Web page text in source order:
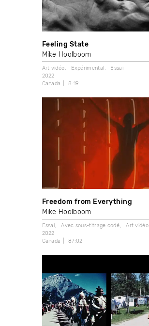
Feeling State
Mike Hoolboom
Art vidéo Expérimental
Essai
2022
Canada
8:19
Freedom from Everything
Mike Hoolboom
Essai Avec sous-titrage codé
Art vidéo
2022
Canada
87:02